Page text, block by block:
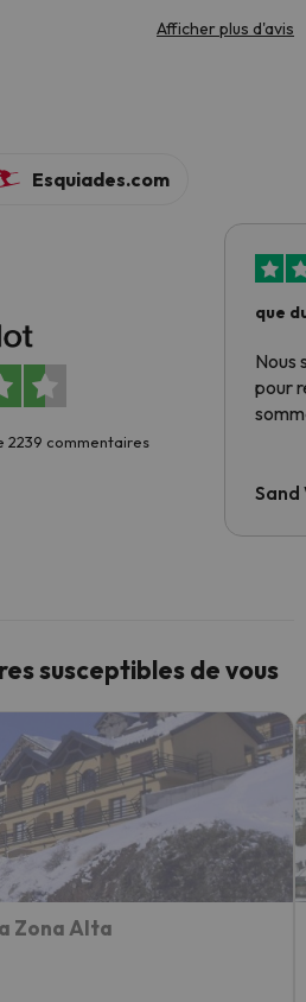
Afficher plus d'avis
Esquiades.com
2239 commentaires
que
Nous
pour
Sand
susceptibles de vous
Zona Alta